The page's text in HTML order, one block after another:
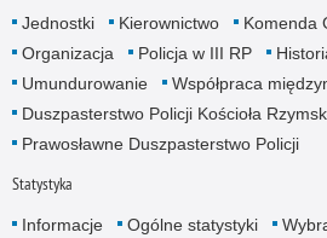
Jednostki Kierownictwo
Komenda
Organizacja
Policja w III RP
Umundurowanie
Współpraca
Duszpasterstwo Policji Kościoła
Prawosławne Duszpasterstwo Policji
Statystyka
Informacje Ogólne statystyki